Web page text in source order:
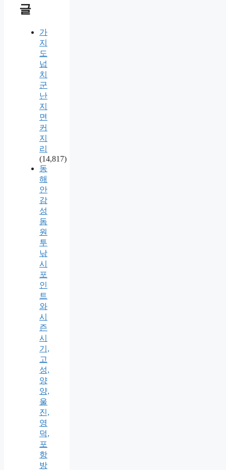
글
가
지
도
넙
치
군
난
지
면
커
지
리
(14,817)
동
해
안
감
성
돔
원
투
낚
시
포
인
트
와
시
즌
시
기,
고
성,
양
양,
울
진,
영
덕,
포
항
방